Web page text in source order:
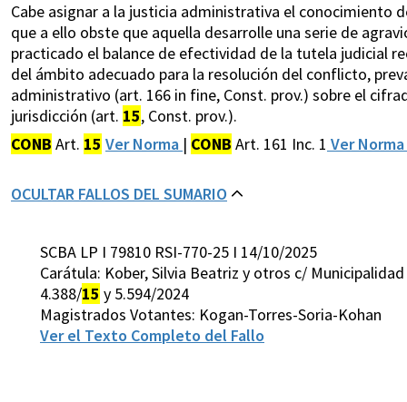
Cabe asignar a la justicia administrativa el conocimiento
que a ello obste que aquella desarrolle una serie de
practicado el balance de efectividad de la tutela judicial
del ámbito adecuado para la resolución del conflicto,
administrativo (art. 166 in fine, Const. prov.) sobre el
jurisdicción (art. 15, Const. prov.).
CONB Art. 15 Ver Norma | CONB Art. 161 Inc. 1 Ver Norma
OCULTAR FALLOS DEL SUMARIO
SCBA LP I 79810 RSI-770-25 I 14/10/2025
Carátula: Kober, Silvia Beatriz y otros c/
4.388/15 y 5.594/2024
Magistrados Votantes: Kogan-Torres-Soria-Kohan
Ver el Texto Completo del Fallo